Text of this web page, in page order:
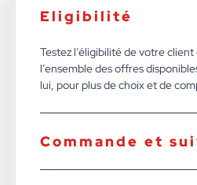
Eligibilité
Testez l’éligibilité de votre
l’ensemble des offres
lui, pour plus de choix et de
Commande et